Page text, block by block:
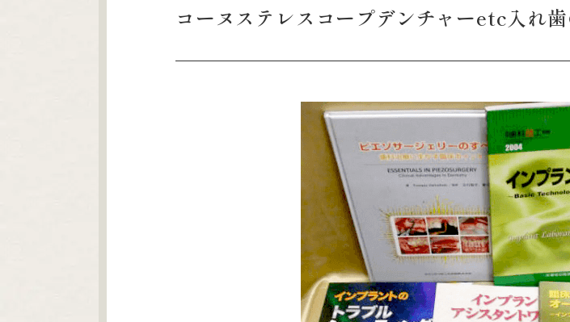
コーヌステレスコープデンチャーetc入れ